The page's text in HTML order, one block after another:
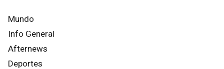
Mundo
Info General
Afternews
Deportes